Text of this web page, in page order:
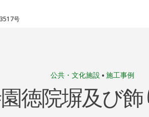
号
公共・文化施設 • 施工事例
徳院塀及び